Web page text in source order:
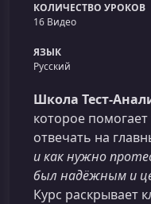
КОЛИЧЕСТВО УРОКОВ
16 Видео
ЯЗЫК
Русский
Школа Тест-
которое
отвечать на
и как нужно
был надёжным и
Курс раскрывает